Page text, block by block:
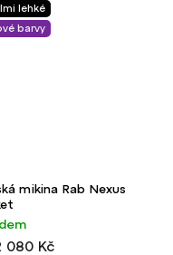
Pánská mikina Rab Modulus
Hoody
Skladem
2 680 Kč